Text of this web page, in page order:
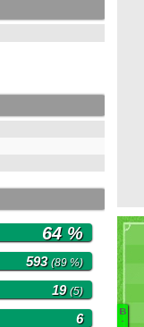
64 %
593(89 %)
19(5)
6 B
.